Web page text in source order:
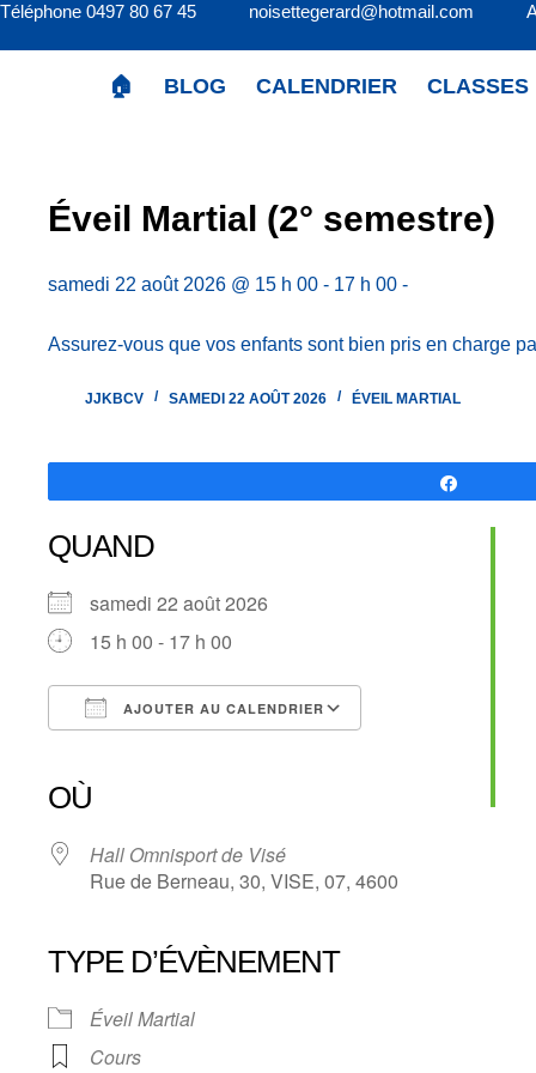
Passer
Téléphone 0497 80 67 45 noisettegerard@hotmail.com
🏠 BLOG CALENDRIER CLASSES
Éveil Martial (2° semestre)
samedi 22 août 2026 @ 15 h 00 - 17 h 00 -
Assurez-vous que vos enfants sont bien pris en charge
JJKBCV SAMEDI 22 AOÛT 2026 ÉVEIL MARTIAL
QUAND
samedi 22 août 2026
15 h 00 - 17 h 00
AJOUTER AU CALENDRIER
OÙ
Hall Omnisport de Visé
Rue de Berneau, 30, VISE, 07, 4600
TYPE D’ÉVÈNEMENT
Éveil Martial
Cours